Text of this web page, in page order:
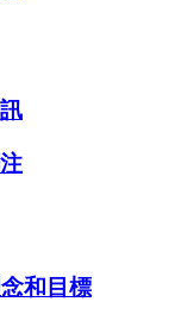
和目標